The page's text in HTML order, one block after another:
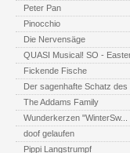
Peter Pan
Pinocchio
Die Nervensäge
QUASI Musical! SO - Easter
Fickende Fische
Der sagenhafte Schatz des
The Addams Family
Wunderkerzen "WinterSw...
doof gelaufen
Pippi Langstrumpf